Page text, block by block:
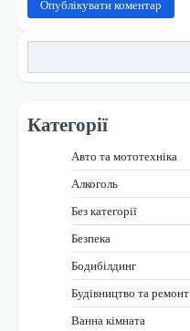
Категорії
Авто та мототехніка
Алкоголь
Без категорії
Безпека
Бодибілдинг
Будівництво та ремонт
Ванна кімната